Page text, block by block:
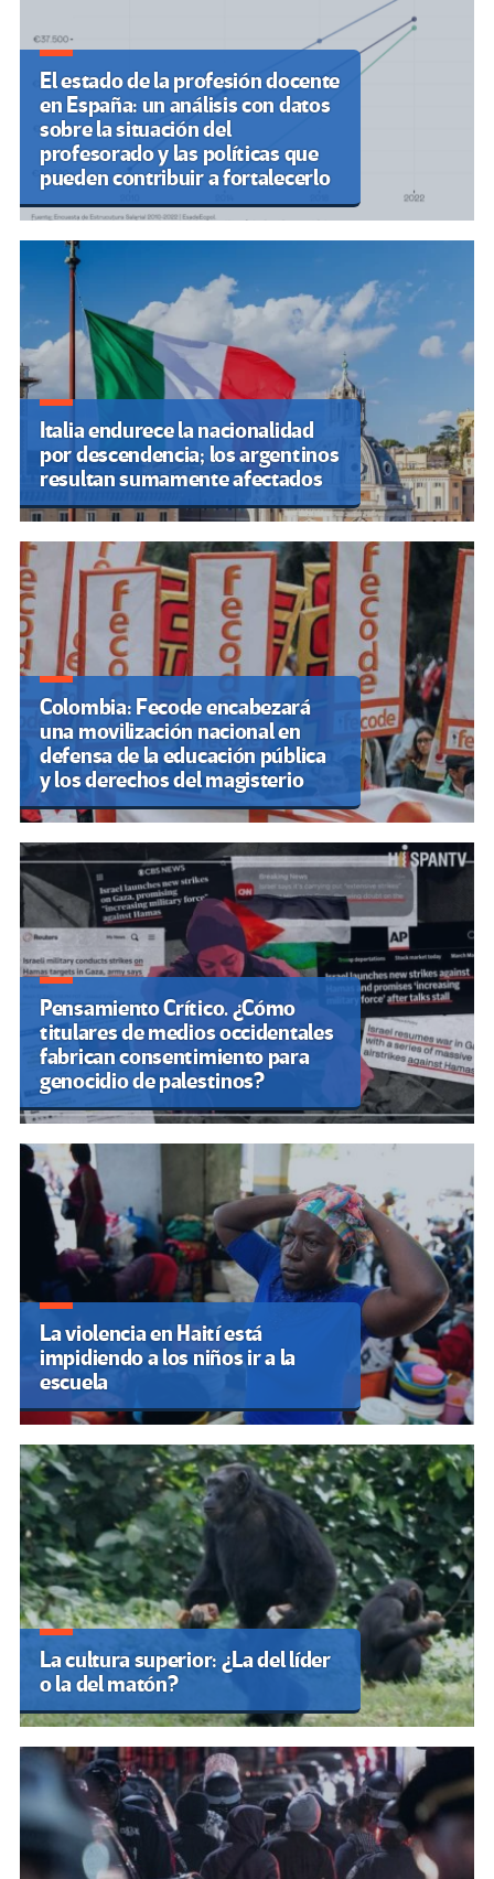
El estado de la profesión docente
en España: un análisis con datos
sobre la situación del
profesorado y las políticas que
pueden contribuir a fortalecerlo
Italia endurece la nacionalidad
por descendencia; los argentinos
resultan sumamente afectados
Colombia: Fecode encabezará
una movilización nacional en
defensa de la educación pública
y los derechos del magisterio
Pensamiento Crítico. ¿Cómo
titulares de medios occidentales
fabrican consentimiento para
genocidio de palestinos?
La violencia en Haití está
impidiendo a los niños ir a la
escuela
La cultura superior: ¿La del líder
o la del matón?